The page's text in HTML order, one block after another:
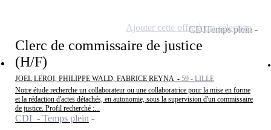
Clerc de commissaire de justice
(H/F)
JOEL LEROI, PHILIPPE WALD, FABRICE REYNA - 59 - LILLE
Notre étude recherche un collaborateur ou une collaboratrice pour la mise en forme
et la rédaction d'actes détachés, en autonomie, sous la supervision d'un commissaire
de justice. Profil recherché :...
CDI - Temps plein
CDITemps plein
Ajouter cette offre à ma sélection